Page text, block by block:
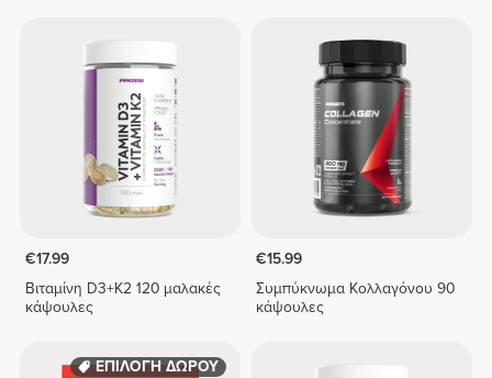
€17.99
Βιταμίνη D3+K2 120 μαλακές
κάψουλες
€15.99
Συμπύκνωμα Κολλαγόνου 90
κάψουλες
ΕΠΙΛΟΓΗ ΔΩΡΟΥ